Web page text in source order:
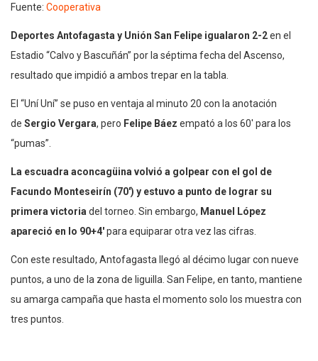
Fuente: Cooperativa
Deportes Antofagasta y Unión San Felipe igualaron 2-2en el
Estadio “Calvo y Bascuñán” por la séptima fecha del Ascenso,
resultado que impidió a ambos trepar en la tabla.
El “Uní Uní” se puso en ventaja al minuto 20 con la anotación
de Sergio Vergara, pero Felipe Báez empató a los 60′ para los
“pumas”.
La escuadra aconcagüina volvió a golpear con el gol de
Facundo Monteseirín (70′) y estuvo a punto de lograr su
primera victoria del torneo. Sin embargo, Manuel López
apareció en lo 90+4′para equiparar otra vez las cifras.
Con este resultado, Antofagasta llegó al décimo lugar con nueve
puntos, a uno de la zona de liguilla. San Felipe, en tanto, mantiene
su amarga campaña que hasta el momento solo los muestra con
tres puntos.